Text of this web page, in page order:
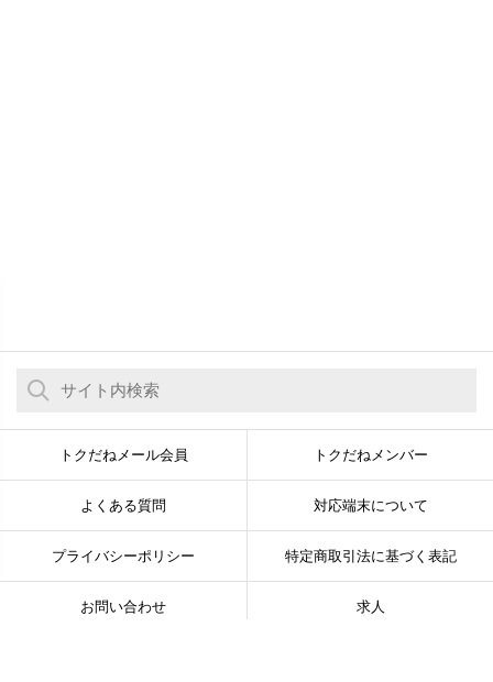
トクだねメール会員 トクだねメンバー
よくある質問 対応端末について
プライバシーポリシー 特定商取引法に基づく表記
お問い合わせ 求人